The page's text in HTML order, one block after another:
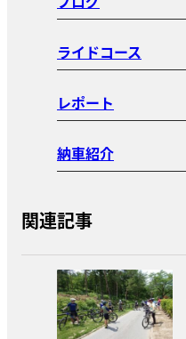
ライドコース
レポート
納車紹介
関連記事